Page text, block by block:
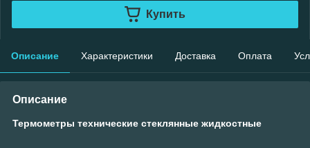
Купить
Описание Характеристики Доставка Оплата
Описание
Термометры технические стеклянные жидкостные